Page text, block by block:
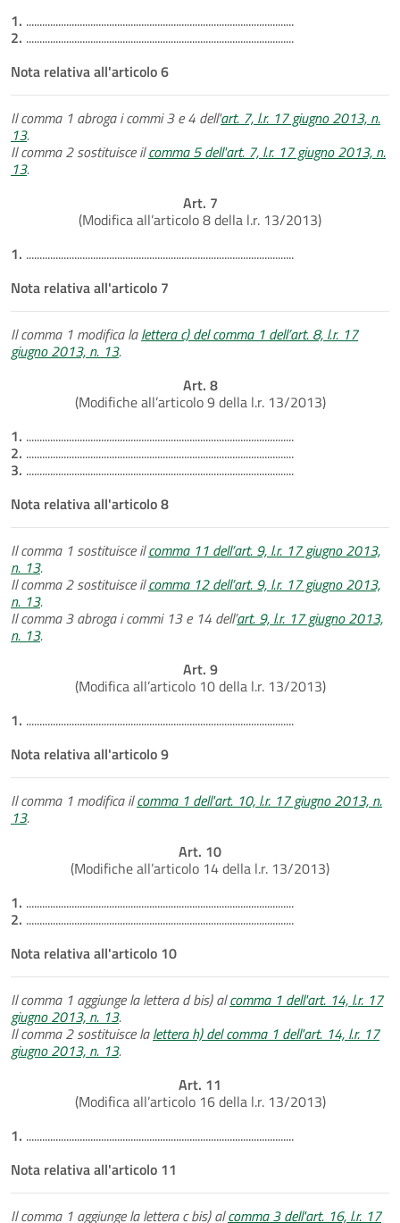
1. ....................................................................................................
2. ....................................................................................................
Nota relativa all'articolo 6
Il comma 1 abroga i commi 3 e 4 dell'art. 7, l.r. 17 giugno 2013, n.
13.
Il comma 2 sostituisce ilcomma 5 dell'art. 7, l.r. 17 giugno 2013, n.
13.
Art. 7
(Modifica all’articolo 8 della l.r. 13/2013)
1. ....................................................................................................
Nota relativa all'articolo 7
Il comma 1 modifica lalettera c) del comma 1 dell’art. 8, l.r. 17
giugno 2013, n. 13.
Art. 8
(Modifiche all’articolo 9 della l.r. 13/2013)
1. ....................................................................................................
2. ....................................................................................................
3. ....................................................................................................
Nota relativa all'articolo 8
Il comma 1 sostituisce ilcomma 11 dell’art. 9, l.r. 17 giugno 2013,
n. 13.
Il comma 2 sostituisce ilcomma 12 dell’art. 9, l.r. 17 giugno 2013,
n. 13.
Il comma 3 abroga i commi 13 e 14 dell’art. 9, l.r. 17 giugno 2013,
n. 13.
Art. 9
(Modifica all’articolo 10 della l.r. 13/2013)
1. ....................................................................................................
Nota relativa all'articolo 9
Il comma 1 modifica ilcomma 1 dell'art. 10, l.r. 17 giugno 2013, n.
13.
Art. 10
(Modifiche all’articolo 14 della l.r. 13/2013)
1. ....................................................................................................
2. ....................................................................................................
Nota relativa all'articolo 10
Il comma 1 aggiunge la lettera d bis) alcomma 1 dell'art. 14, l.r. 17
giugno 2013, n. 13.
Il comma 2 sostituisce lalettera h) del comma 1 dell'art. 14, l.r. 17
giugno 2013, n. 13.
Art. 11
(Modifica all’articolo 16 della l.r. 13/2013)
1. ....................................................................................................
Nota relativa all'articolo 11
Il comma 1 aggiunge la lettera c bis) alcomma 3 dell'art. 16, l.r. 17